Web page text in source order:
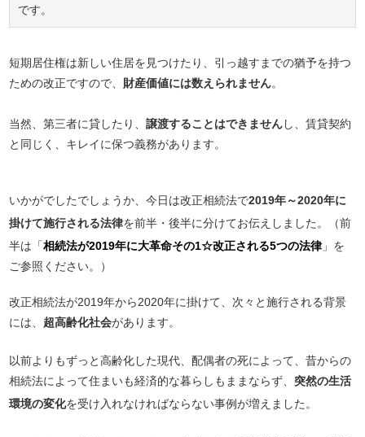
です。
短期居住権は新しい住居を見つけたり、引っ越すまでの猶予を持つ
ための改正ですので、 財産価値には数えられません。
当然、第三者に貸したり、譲渡することはできませんし、賃貸契約
と同じく、キレイに保つ義務があります。
いかがでしたでしょうか、今日は改正相続法で2019年～2020年に
掛けて施行される法律を前半・後半に分けてお伝えしました。（前
半は「相続法が2019年に大革命その1☆改正される5つの法律」を
ご参照ください。）
改正相続法が2019年から2020年に掛けて、次々と施行される背景
には、 超高齢化社会があります。
以前よりもずっと高齢化した現代、配偶者の死によって、昔からの
相続法によって住まいも経済的な暮らしもままならず、 突然の生活
環境の変化を受け入れなければならない事例が増えました。